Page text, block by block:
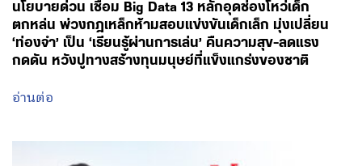
นโยบายด่วน เชื่อม Big Data 13 หลักอุดช่องโหว่เด็ก
ตกหล่น พ่วงกฎเหล็กห้ามสอบแข่งขันเด็กเล็ก มุ่งเปลี่ยน
‘ท่องจำ’ เป็น ‘เรียนรู้ผ่านการเล่น’ คืนความสุข-ลดแรง
กดดัน หวังปูทางสร้างทุนมนุษย์ที่แข็งแกร่งของชาติ
อ่านต่อ